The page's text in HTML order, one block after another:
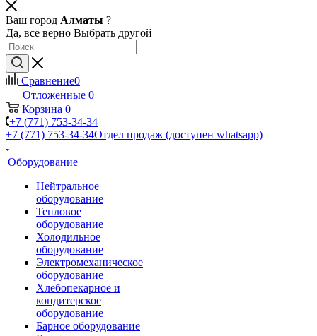
Ваш город Алматы ?
Да, все верно Выбрать другой
Сравнение0
Отложенные 0
Корзина 0
+7 (771) 753-34-34
+7 (771) 753-34-34Отдел продаж (доступен whatsapp)
Оборудование
Нейтральное
оборудование
Тепловое
оборудование
Холодильное
оборудование
Электромеханическое
оборудование
Хлебопекарное и
кондитерское
оборудование
Барное оборудование